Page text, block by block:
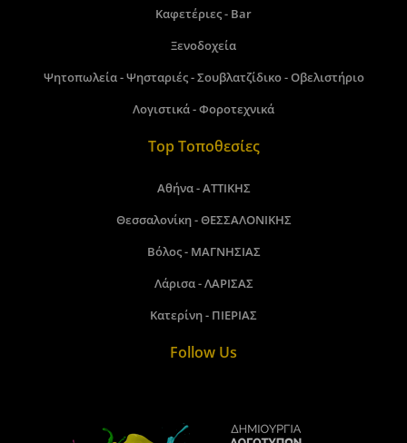
Καφετέριες - Bar
Ξενοδοχεία
Ψητοπωλεία - Ψησταριές - Σουβλατζίδικο - Οβελιστήριο
Λογιστικά - Φοροτεχνικά
Top Τοποθεσίες
Αθήνα - ΑΤΤΙΚΗΣ
Θεσσαλονίκη - ΘΕΣΣΑΛΟΝΙΚΗΣ
Βόλος - ΜΑΓΝΗΣΙΑΣ
Λάρισα - ΛΑΡΙΣΑΣ
Κατερίνη - ΠΙΕΡΙΑΣ
Follow Us